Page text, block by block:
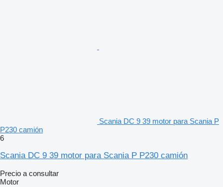
Scania DC 9 39 motor para Scania P
P230 camión
6
Scania DC 9 39 motor para Scania P P230 camión
Precio a consultar
Motor